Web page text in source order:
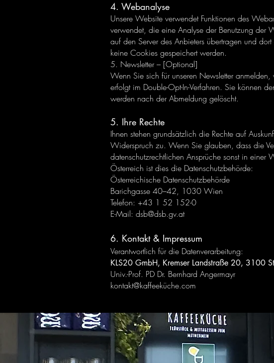
4. Webanalyse
Unsere Website verwendet Funktionen des
verwendet, die eine Analyse der Benutzung der
auf den Server des Anbieters übertragen und
keine Cookies gespeichert werden.
5. Newsletter – [Optional]
Wenn Sie sich für unseren Newsletter
erfolgt im Double-Opt-In-Verfahren. Sie können
werden nach der Abmeldung gelöscht.
5. Ihre Rechte
Ihnen stehen grundsätzlich die Rechte auf
Widerspruch zu. Wenn Sie glauben, dass die
datenschutzrechtlichen Ansprüche sonst in
Österreich ist dies die Datenschutzbehörde:
Österreichische Datenschutzbehörde
Barichgasse 40–42, 1030 Wien
Telefon: +43 1 52 152-0
E-Mail: dsb@dsb.gv.at
6. Kontakt & Impressum
Verantwortlich für die Datenverarbeitung:
KLS20 GmbH, Kremser Landstraße 20, 3100
Univ.-Prof. PD Dr. Bernhard Angermayr
kontakt@kaffeeküche.com